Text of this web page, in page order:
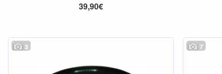
39,90€
3 7